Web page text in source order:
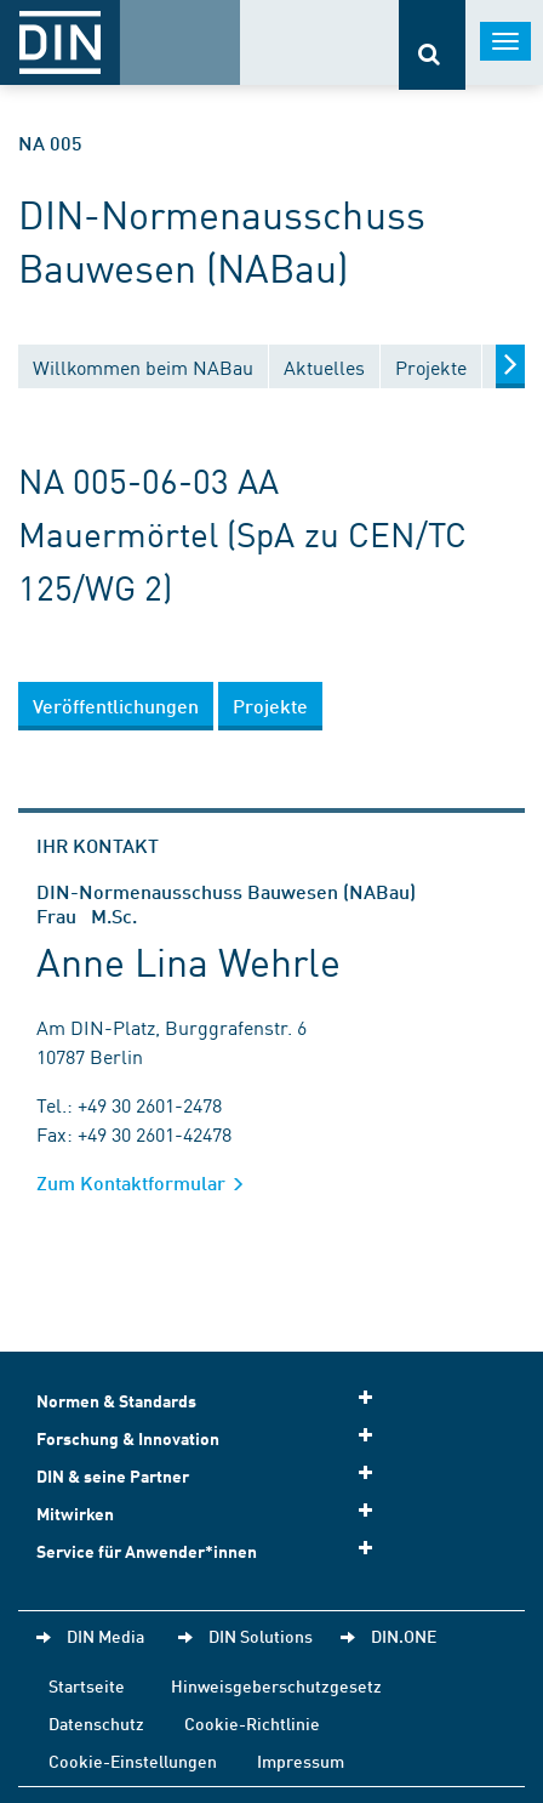
NA 005
DIN-Normenausschuss
Bauwesen (NABau)
Willkommen beim NABau Aktuelles Projekte
NA 005-06-03 AA
Mauermörtel (SpA zu CEN/TC
125/WG 2)
Veröffentlichungen Projekte
IHR KONTAKT
DIN-Normenausschuss Bauwesen (NABau)
Frau M.Sc.
Anne Lina Wehrle
Am DIN-Platz, Burggrafenstr. 6
10787 Berlin
Tel.: +49 30 2601-2478
Fax: +49 30 2601-42478
Zum Kontaktformular
Normen & Standards
Forschung & Innovation
DIN & seine Partner
Mitwirken
Service für Anwender*innen
DIN Media DIN Solutions DIN.ONE
Startseite
Hinweisgeberschutzgesetz
Datenschutz
Cookie-Richtlinie
Cookie-Einstellungen
Impressum